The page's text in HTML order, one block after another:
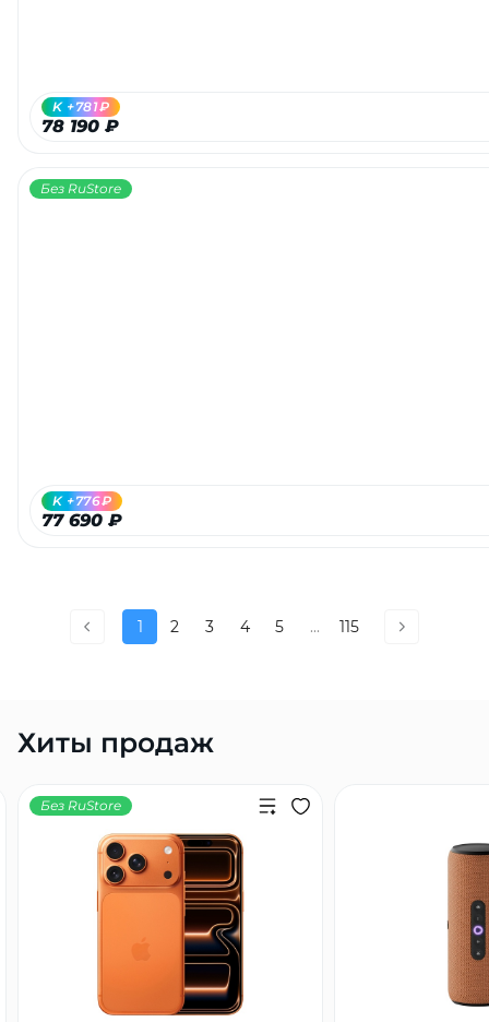
78 190 ₽
K +781₽
Без RuStore
77 690 ₽
K +776₽
1 2 3 4 5 ... 115
Хиты продаж
Без RuStore